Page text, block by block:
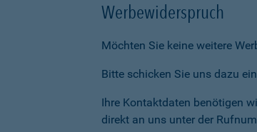
Werbewiderspruch
Möchten Sie keine weitere
Bitte schicken Sie uns dazu
Ihre Kontaktdaten benötigen
direkt an uns unter der